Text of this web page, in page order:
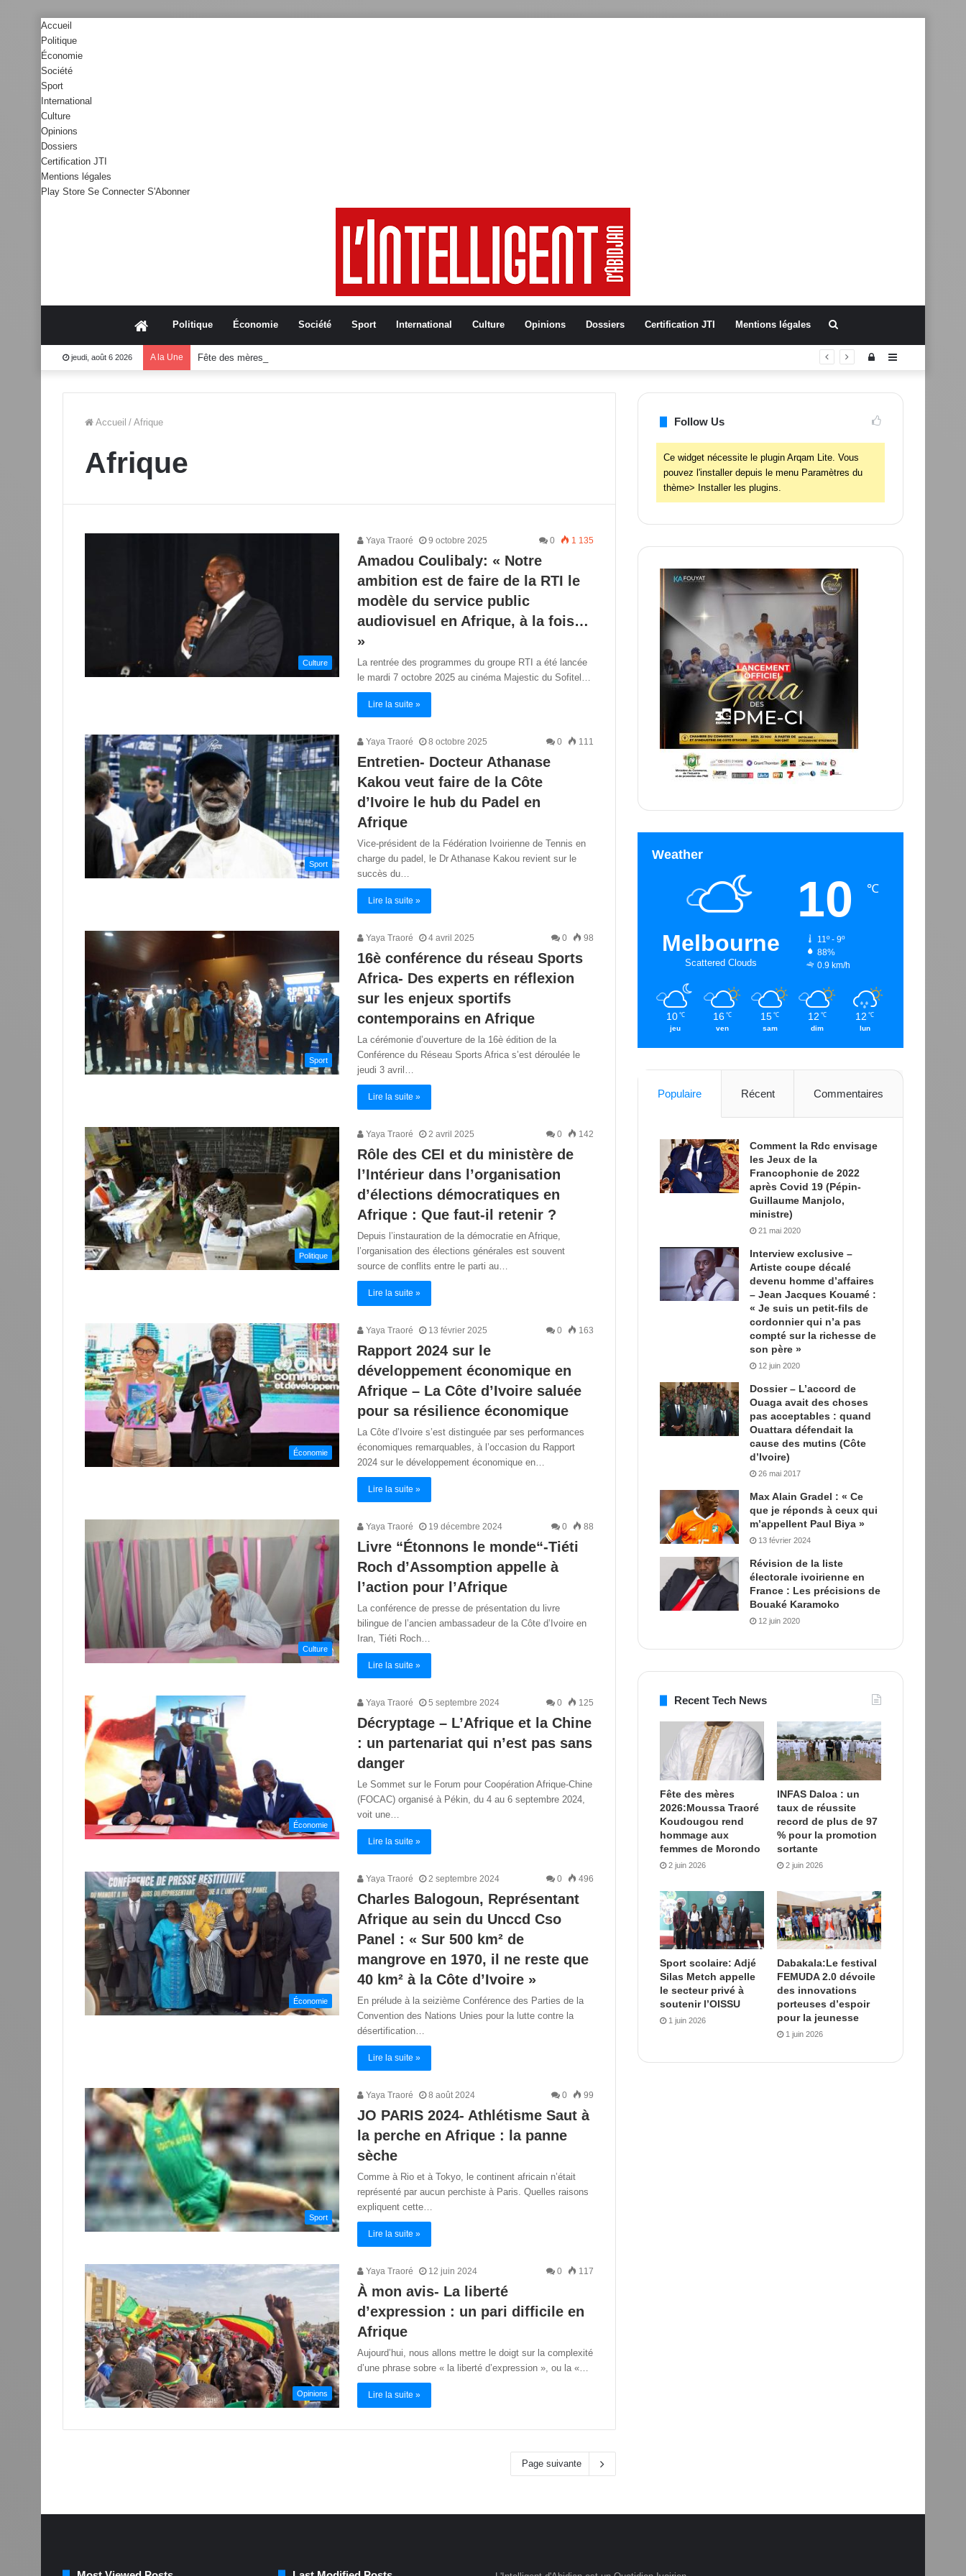
Accueil
Politique
Économie
Société
Sport
International
Culture
Opinions
Dossiers
Certification JTI
Mentions légales
Play Store Se Connecter S'Abonner
AccueilPolitique Économie Société Sport International Culture Opinions Dossiers Certification JTI Mentions légales
jeudi, août 6 2026 A la Une Fête des mères 2026:Moussa Traoré Koudougou rend hommage aux femmes de Morondo Sidebar
Connexion
Accueil / Afrique
Afrique
Culture
Yaya Traoré 9 octobre 2025 0 1 135
Amadou Coulibaly: « Notre
ambition est de faire de la RTI le
modèle du service public
audiovisuel en Afrique, à la fois…
»
La rentrée des programmes du groupe RTI a été lancée
le mardi 7 octobre 2025 au cinéma Majestic du Sofitel…
Lire la suite »
Sport
Yaya Traoré 8 octobre 2025 0 111
Entretien- Docteur Athanase
Kakou veut faire de la Côte
d’Ivoire le hub du Padel en
Afrique
Vice-président de la Fédération Ivoirienne de Tennis en
charge du padel, le Dr Athanase Kakou revient sur le
succès du…
Lire la suite »
Sport
Yaya Traoré 4 avril 2025 0 98
16è conférence du réseau Sports
Africa- Des experts en réflexion
sur les enjeux sportifs
contemporains en Afrique
La cérémonie d’ouverture de la 16è édition de la
Conférence du Réseau Sports Africa s’est déroulée le
jeudi 3 avril…
Lire la suite »
Politique
Yaya Traoré 2 avril 2025 0 142
Rôle des CEI et du ministère de
l’Intérieur dans l’organisation
d’élections démocratiques en
Afrique : Que faut-il retenir ?
Depuis l’instauration de la démocratie en Afrique,
l’organisation des élections générales est souvent
source de conflits entre le parti au…
Lire la suite »
Économie
Yaya Traoré 13 février 2025 0 163
Rapport 2024 sur le
développement économique en
Afrique – La Côte d’Ivoire saluée
pour sa résilience économique
La Côte d’Ivoire s’est distinguée par ses performances
économiques remarquables, à l’occasion du Rapport
2024 sur le développement économique en…
Lire la suite »
Culture
Yaya Traoré 19 décembre 2024 0 88
Livre “Étonnons le monde“-Tiéti
Roch d’Assomption appelle à
l’action pour l’Afrique
La conférence de presse de présentation du livre
bilingue de l’ancien ambassadeur de la Côte d’Ivoire en
Iran, Tiéti Roch…
Lire la suite »
Économie
Yaya Traoré 5 septembre 2024 0 125
Décryptage – L’Afrique et la Chine
: un partenariat qui n’est pas sans
danger
Le Sommet sur le Forum pour Coopération Afrique-Chine
(FOCAC) organisé à Pékin, du 4 au 6 septembre 2024,
voit une…
Lire la suite »
Économie
Yaya Traoré 2 septembre 2024 0 496
Charles Balogoun, Représentant
Afrique au sein du Unccd Cso
Panel : « Sur 500 km² de
mangrove en 1970, il ne reste que
40 km² à la Côte d’Ivoire »
En prélude à la seizième Conférence des Parties de la
Convention des Nations Unies pour la lutte contre la
désertification…
Lire la suite »
Sport
Yaya Traoré 8 août 2024 0 99
JO PARIS 2024- Athlétisme Saut à
la perche en Afrique : la panne
sèche
Comme à Rio et à Tokyo, le continent africain n’était
représenté par aucun perchiste à Paris. Quelles raisons
expliquent cette…
Lire la suite »
Opinions
Yaya Traoré 12 juin 2024 0 117
À mon avis- La liberté
d’expression : un pari difficile en
Afrique
Aujourd’hui, nous allons mettre le doigt sur la complexité
d’une phrase sobre « la liberté d’expression », ou la «…
Lire la suite »
Page suivante
Follow Us
Ce widget nécessite le plugin Arqam Lite. Vous
pouvez l'installer depuis le menu Paramètres du
thème> Installer les plugins.
Weather
Melbourne
Scattered Clouds
10 ℃
11º - 9º
88%
0.9 km/h
10 ℃
jeu
16 ℃
ven
15 ℃
sam
12 ℃
dim
12 ℃
lun
Populaire Récent Commentaires
Comment la Rdc envisage
les Jeux de la
Francophonie de 2022
après Covid 19 (Pépin-
Guillaume Manjolo,
ministre)
21 mai 2020
Interview exclusive –
Artiste coupe décalé
devenu homme d’affaires
– Jean Jacques Kouamé :
« Je suis un petit-fils de
cordonnier qui n’a pas
compté sur la richesse de
son père »
12 juin 2020
Dossier – L’accord de
Ouaga avait des choses
pas acceptables : quand
Ouattara défendait la
cause des mutins (Côte
d’Ivoire)
26 mai 2017
Max Alain Gradel : « Ce
que je réponds à ceux qui
m’appellent Paul Biya »
13 février 2024
Révision de la liste
électorale ivoirienne en
France : Les précisions de
Bouaké Karamoko
12 juin 2020
Recent Tech News
Fête des mères
2026:Moussa Traoré
Koudougou rend
hommage aux
femmes de Morondo
2 juin 2026
INFAS Daloa : un
taux de réussite
record de plus de 97
% pour la promotion
sortante
2 juin 2026
Sport scolaire: Adjé
Silas Metch appelle
le secteur privé à
soutenir l’OISSU
1 juin 2026
Dabakala:Le festival
FEMUDA 2.0 dévoile
des innovations
porteuses d’espoir
pour la jeunesse
1 juin 2026